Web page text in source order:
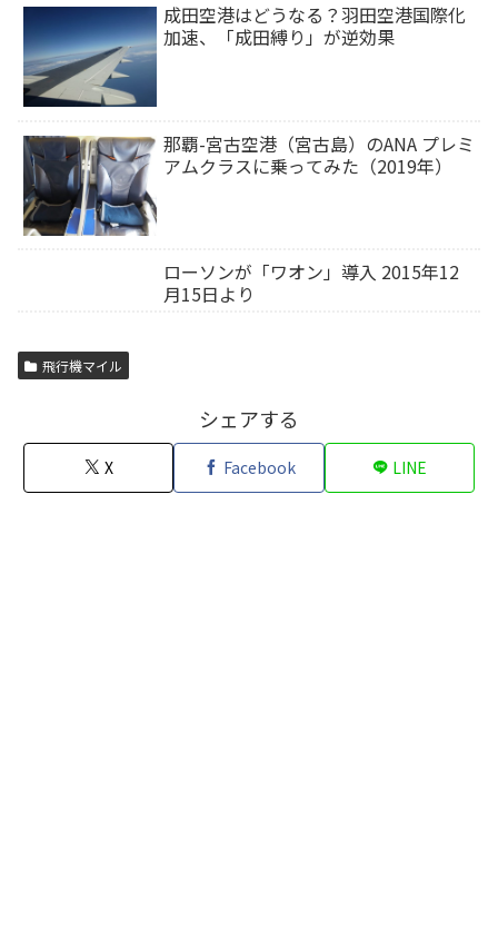
成田空港はどうなる？羽田空港国際化
加速、「成田縛り」が逆効果
那覇-宮古空港（宮古島）のANA プレミ
アムクラスに乗ってみた（2019年）
ローソンが「ワオン」導入 2015年12
月15日より
飛行機マイル
シェアする
X Facebook LINE